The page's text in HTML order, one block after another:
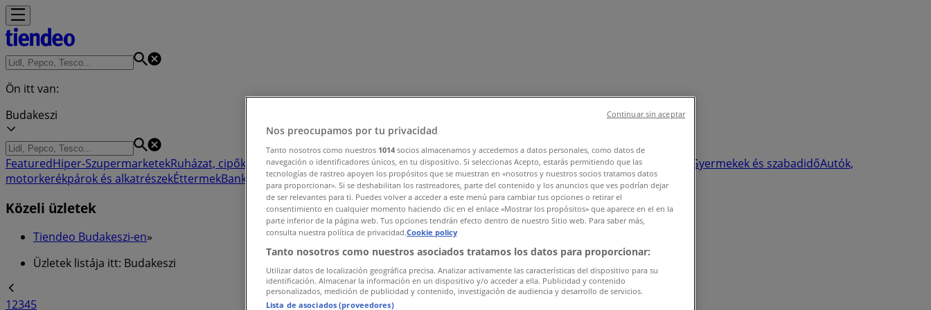
Ön itt van:
Budakeszi
FeaturedHiper-SzupermarketekRuházat, cipők és kiegészítőkElektronikaOtthon, kert és barkácsolásGyógyszertárak és szépség Gyermekek és szabadidőAutók,
motorkerékpárok és alkatrészekÉttermekBankok és szolgáltatások
Közeli üzletek
Tiendeo Budakeszi-en»
Üzletek listája itt: Budakeszi
12345
Nos preocupamos por tu privacidad
Tanto nosotros como nuestros 1014 socios almacenamos y accedemos a datos personales, como datos de
navegación o identificadores únicos, en tu dispositivo. Si seleccionas Acepto, estarás permitiendo que las
tecnologías de rastreo apoyen los propósitos que se muestran en «nosotros y nuestros socios tratamos datos
para proporcionar». Si se deshabilitan los rastreadores, parte del contenido y los anuncios que ves podrían dejar
de ser relevantes para ti. Puedes volver a acceder a este menú para cambiar tus opciones o retirar el
consentimiento en cualquier momento haciendo clic en el enlace «Mostrar los propósitos» que aparece en el en la
parte inferior de la página web. Tus opciones tendrán efecto dentro de nuestro Sitio web. Para saber más,
consulta nuestra política de privacidad.Cookie policy
Tanto nosotros como nuestros asociados tratamos los datos para proporcionar:
Utilizar datos de localización geográfica precisa. Analizar activamente las características del dispositivo para su
identificación. Almacenar la información en un dispositivo y/o acceder a ella. Publicidad y contenido
personalizados, medición de publicidad y contenido, investigación de audiencia y desarrollo de servicios.
Lista de asociados (proveedores)
Continuar sin aceptar